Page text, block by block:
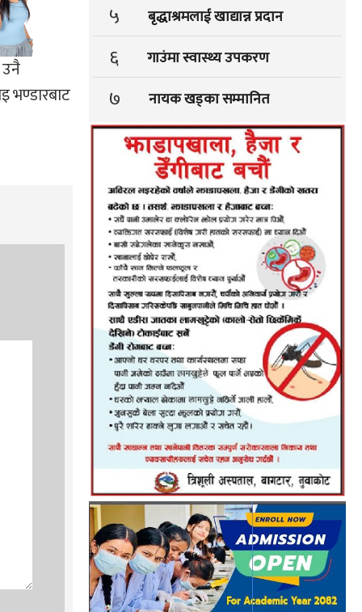
भण्डारबाट
५ बृद्धाश्रमलाई खाद्यान्न प्रदान
६ गाउंमा स्वास्थ्य उपकरण
७ नायक खड्का सम्मानित